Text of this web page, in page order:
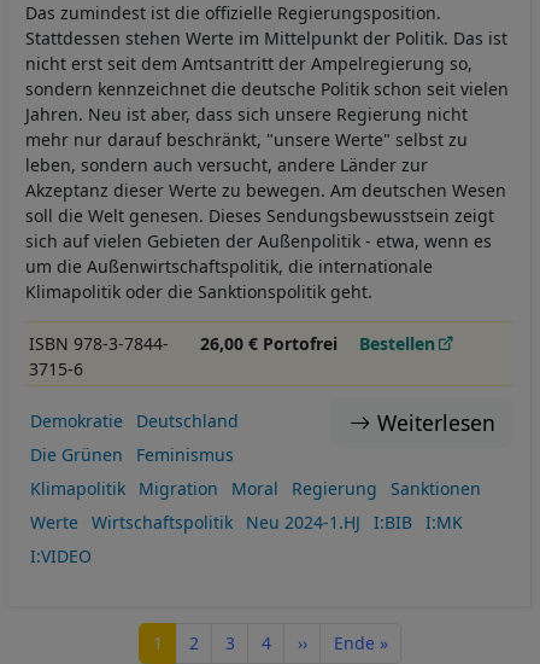
Das zumindest ist die offizielle Regierungsposition.
Stattdessen stehen Werte im Mittelpunkt der Politik. Das ist
nicht erst seit dem Amtsantritt der Ampelregierung so,
sondern kennzeichnet die deutsche Politik schon seit vielen
Jahren. Neu ist aber, dass sich unsere Regierung nicht
mehr nur darauf beschränkt, "unsere Werte" selbst zu
leben, sondern auch versucht, andere Länder zur
Akzeptanz dieser Werte zu bewegen. Am deutschen Wesen
soll die Welt genesen. Dieses Sendungsbewusstsein zeigt
sich auf vielen Gebieten der Außenpolitik - etwa, wenn es
um die Außenwirtschaftspolitik, die internationale
Klimapolitik oder die Sanktionspolitik geht.
ISBN 978-3-7844-
3715-6
26,00 € Portofrei Bestellen
Weiterlesen
Demokratie
Deutschland
Die Grünen
Feminismus
Klimapolitik
Migration Moral Regierung
Sanktionen
Werte
Wirtschaftspolitik Neu 2024-1.HJ I:BIB
I:MK
I:VIDEO
Seite
1 Seite
2 Seite
3 Seite
4 Nächste Seite
›› Letzte Seite
Ende »